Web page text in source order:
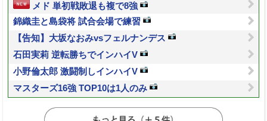
メド 単初戦敗退も複で8強
錦織圭と島袋将 試合会場で練習
【告知】大坂なおみvsフェルナンデス
石田実莉 逆転勝ちでインハイV
小野倫太郎 激闘制しインハイV
マスターズ16強 TOP10は1人のみ